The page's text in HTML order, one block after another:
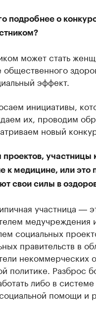
подробнее о
может стать
общественного
эффект.
инициативы,
их, проводим
новый
участницы
к медицине, или
свои силы в
участница ―
социальных
правительств в
некоммерческих
политике. Разброс
либо в
помощи и